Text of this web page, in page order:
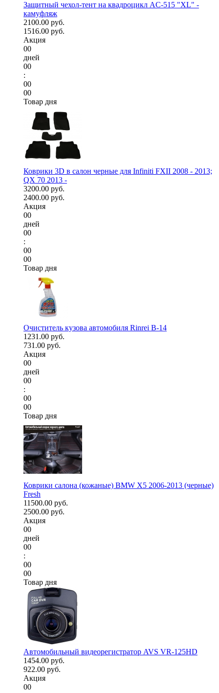
Защитный чехол-тент на квадроцикл AC-515 "XL" -
камуфляж
2100.00 руб.
1516.00 руб.
Акция
00
дней
00
:
00
00
Товар дня
Коврики 3D в салон черные для Infiniti FXII 2008 - 2013;
QX 70 2013 -
3200.00 руб.
2400.00 руб.
Акция
00
дней
00
:
00
00
Товар дня
Очиститель кузова автомобиля Rinrei B-14
1231.00 руб.
731.00 руб.
Акция
00
дней
00
:
00
00
Товар дня
Коврики салона (кожаные) BMW X5 2006-2013 (черные)
Fresh
11500.00 руб.
2500.00 руб.
Акция
00
дней
00
:
00
00
Товар дня
Автомобильный видеорегистратор AVS VR-125HD
1454.00 руб.
922.00 руб.
Акция
00